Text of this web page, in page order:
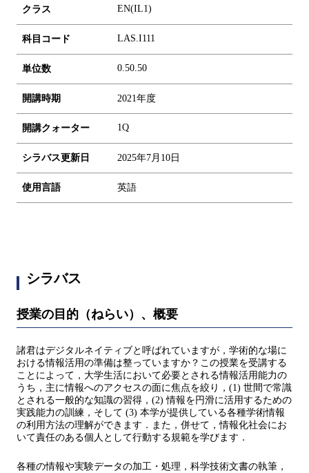
クラス EN(IL1)
科目コード LAS.I111
単位数 0.50.50
開講時期 2021年度
開講クォーター 1Q
シラバス更新日 2025年7月10日
使用言語 英語
シラバス
授業の目的（ねらい）、概要
諸君はデジタルネイティブと呼ばれていますが，学術的な場に
おける情報活用の準備は整っていますか？この授業を受講する
ことによって，大学生活において必要とされる情報活用能力の
うち，主に情報へのアクセスの面に焦点を絞り，(1) 世間で常識
とされる一般的な知識の習得，(2) 情報を円滑に活用するための
実践能力の訓練，そして (3) 本学が提供している各種学術情報
の利用方法の理解ができます．また，併せて，情報化社会にお
いて責任のある個人として行動する規範を学びます．
各種の情報や実験データの加工・処理，科学技術文書の執筆，